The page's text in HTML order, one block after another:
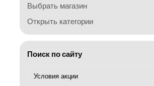
Выбрать магазин
Открыть категории
Поиск по сайту